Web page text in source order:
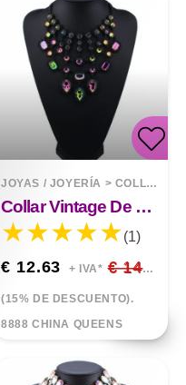
JOYAS / JOYERÍA > COLLARES
Collar Vintage De Lujo Con Borla De Diamantes
(1)
€ 12.63 + IVA* € 14.86
(15% DE DESCUENTO).
8888 CHINA QUEENS